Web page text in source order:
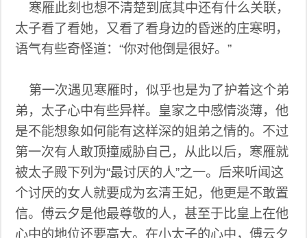
寒雁此刻也想不清楚到底其中还有什么关联，
太子看了看她，又看了看身边的昏迷的庄寒明，
语气有些奇怪道：“你对他倒是很好。”
第一次遇见寒雁时，似乎也是为了护着这个弟
弟，太子心中有些异样。皇家之中感情淡薄，他
是不能想象如何能有这样深的姐弟之情的。不过
第一次有人敢顶撞威胁自己，从此以后，寒雁就
被太子殿下列为“最讨厌的人”之一。后来听闻这
个讨厌的女人就要成为玄清王妃，他更是不敢置
信。傅云夕是他最尊敬的人，甚至于比皇上在他
心中的地位还要高大。在小太子的心中，傅云夕